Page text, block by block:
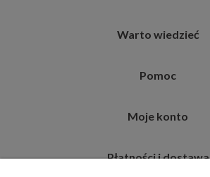
Warto wiedzieć
Pomoc
Moje konto
Płatności i dostawa